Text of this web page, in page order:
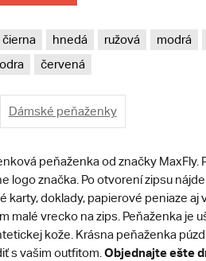
čierna hnedá ružová modrá
červená
Dámské peňaženky
peňaženka od značky MaxFly.
logo značka. Po otvorení zipsu
karty, doklady, papierové peniaze aj
malé vrecko na zips. Peňaženka je
kože. Krásna peňaženka
s vašim outfitom. Objednajte ešte